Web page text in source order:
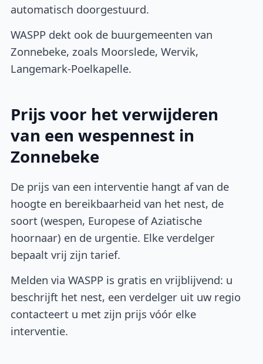
automatisch doorgestuurd.
WASPP dekt ook de buurgemeenten van
Zonnebeke, zoals Moorslede, Wervik,
Langemark-Poelkapelle.
Prijs voor het verwijderen
van een wespennest in
Zonnebeke
De prijs van een interventie hangt af van de
hoogte en bereikbaarheid van het nest, de
soort (wespen, Europese of Aziatische
hoornaar) en de urgentie. Elke verdelger
bepaalt vrij zijn tarief.
Melden via WASPP is gratis en vrijblijvend: u
beschrijft het nest, een verdelger uit uw regio
contacteert u met zijn prijs vóór elke
interventie.